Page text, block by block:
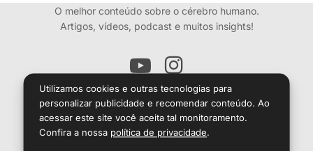
Utilizamos cookies e outras tecnologias para
personalizar publicidade e recomendar conteúdo. Ao
acessar este site você aceita tal monitoramento.
Confira a nossa política de privacidade.
O melhor conteúdo sobre o cérebro humano.
Artigos, vídeos, podcast e muitos insights!
O conteúdo desse site é informativo e
não dispensa consulta médica.